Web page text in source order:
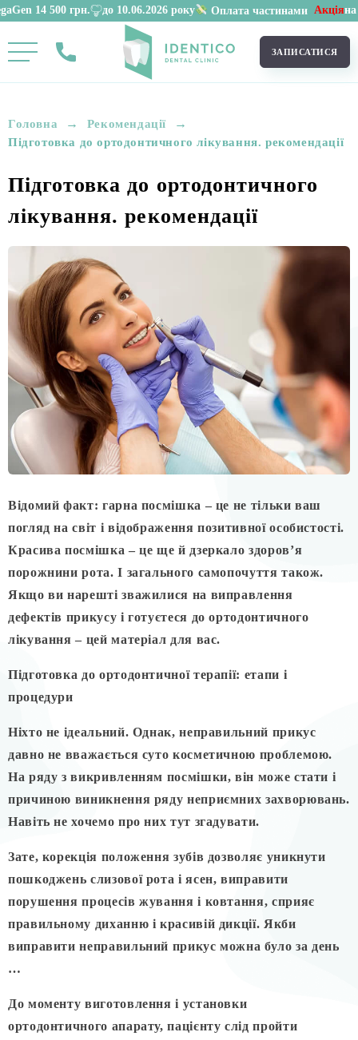
до 10.06.2026 року Оплата частинами Акціяна імплантацію
ЗАПИСАТИСЯ
Головна → Рекомендації →
Підготовка до ортодонтичного лікування. рекомендації
Підготовка до ортодонтичного
лікування. рекомендації
Відомий факт: гарна посмішка – це не тільки ваш
погляд на світ і відображення позитивної особистості.
Красива посмішка – це ще й дзеркало здоров’я
порожнини рота. І загального самопочуття також.
Якщо ви нарешті зважилися на виправлення
дефектів прикусу і готуєтеся до ортодонтичного
лікування – цей матеріал для вас.
Підготовка до ортодонтичної терапії: етапи і
процедури
Ніхто не ідеальний. Однак, неправильний прикус
давно не вважається суто косметичною проблемою.
На ряду з викривленням посмішки, він може стати і
причиною виникнення ряду неприємних захворювань.
Навіть не хочемо про них тут згадувати.
Зате, корекція положення зубів дозволяє уникнути
пошкоджень слизової рота і ясен, виправити
порушення процесів жування і ковтання, сприяє
правильному диханню і красивій дикції. Якби
виправити неправильний прикус можна було за день
…
До моменту виготовлення і установки
ортодонтичного апарату, пацієнту слід пройти